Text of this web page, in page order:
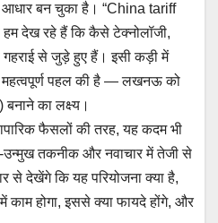
बन चुका है। “China tariff
देख रहे हैं कि कैसे टेक्नोलॉजी,
गहराई से जुड़े हुए हैं। इसी कड़ी में
महत्वपूर्ण पहल की है — लखनऊ को
का लक्ष्य।
फैसलों की तरह, यह कदम भी
उन्मुख तकनीक और नवाचार में तेजी से
से देखेंगे कि यह परियोजना क्या है,
काम होगा, इससे क्या फायदे होंगे, और